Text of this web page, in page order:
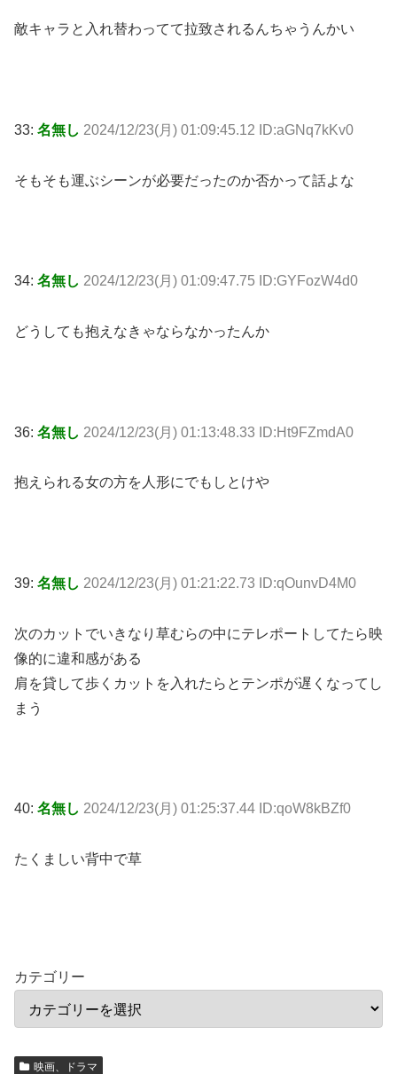
敵キャラと入れ替わってて拉致されるんちゃうんかい
33: 名無し 2024/12/23(月) 01:09:45.12 ID:aGNq7kKv0
そもそも運ぶシーンが必要だったのか否かって話よな
34: 名無し 2024/12/23(月) 01:09:47.75 ID:GYFozW4d0
どうしても抱えなきゃならなかったんか
36: 名無し 2024/12/23(月) 01:13:48.33 ID:Ht9FZmdA0
抱えられる女の方を人形にでもしとけや
39: 名無し 2024/12/23(月) 01:21:22.73 ID:qOunvD4M0
次のカットでいきなり草むらの中にテレポートしてたら映
像的に違和感がある
肩を貸して歩くカットを入れたらとテンポが遅くなってし
まう
40: 名無し 2024/12/23(月) 01:25:37.44 ID:qoW8kBZf0
たくましい背中で草
カテゴリー
映画、ドラマ